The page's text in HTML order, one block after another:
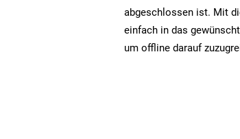
abgeschlossen ist. Mit
einfach in das
um offline darauf